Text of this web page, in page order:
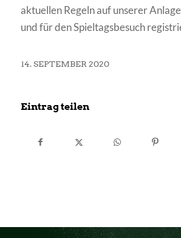
aktuellen Regeln auf unserer
und für den Spieltagsbesuch
14. SEPTEMBER 2020
Eintrag teilen